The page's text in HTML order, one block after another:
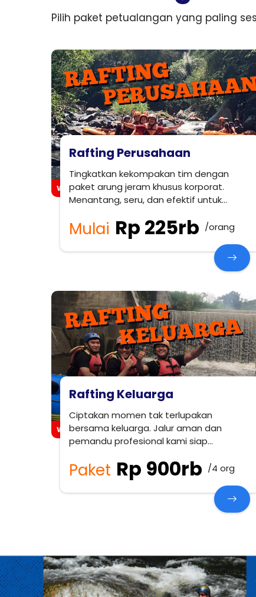
Pilih paket petualangan yang paling
Rafting Perusahaan
Tingkatkan kekompakan tim dengan
paket arung jeram khusus korporat.
Menantang, seru, dan efektif untuk
Mulai Rp 225rb /orang
Rafting Keluarga
Ciptakan momen tak terlupakan
bersama keluarga. Jalur aman dan
pemandu profesional kami siap
Paket Rp 900rb /4 org